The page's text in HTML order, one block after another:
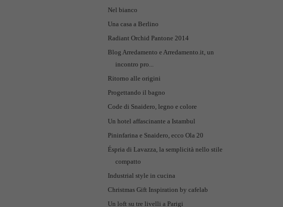
Nel bianco
Una casa a Berlino
Radiant Orchid Pantone 2014
Blog Arredamento e Arredamento.it, un
incontro pro...
Ritorno alle origini
Progettando il bagno
Code di Snaidero, legno e colore
Un hotel affascinante a Istambul
Pininfarina e Snaidero, ecco Ola 20
Éspria di Lavazza, la semplicità nello stile
compatto
Industrial style in cucina
Christmas Gift Inspiration by cafelab
Un loft su tre livelli a Parigi